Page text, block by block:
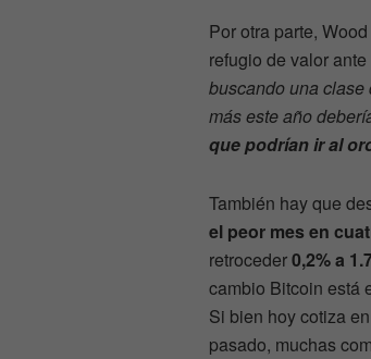
Por otra parte,
refugio de valor
buscando una clase
más este año
que podrían ir al
También hay que
el peor mes en
retroceder0,2% a
cambio Bitcoin está
Si bien hoy cotiza
pasado, muchas